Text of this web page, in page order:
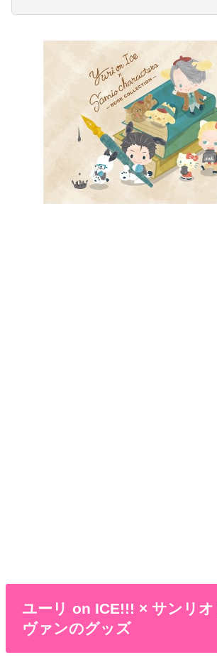
ユーリ on ICE!!! × サンリ
ヴァンのグッズ